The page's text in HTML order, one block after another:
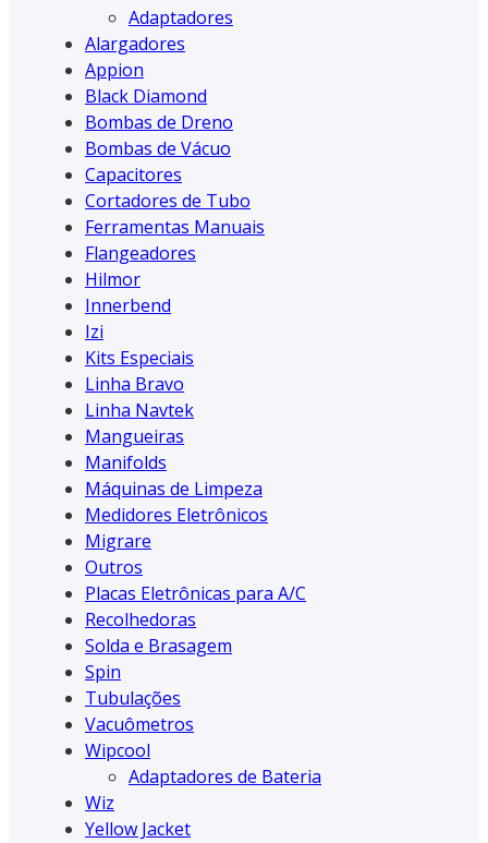
Adaptadores
Alargadores
Appion
Black Diamond
Bombas de Dreno
Bombas de Vácuo
Capacitores
Cortadores de Tubo
Ferramentas Manuais
Flangeadores
Hilmor
Innerbend
Izi
Kits Especiais
Linha Bravo
Linha Navtek
Mangueiras
Manifolds
Máquinas de Limpeza
Medidores Eletrônicos
Migrare
Outros
Placas Eletrônicas para A/C
Recolhedoras
Solda e Brasagem
Spin
Tubulações
Vacuômetros
Wipcool
Adaptadores de Bateria
Wiz
Yellow Jacket